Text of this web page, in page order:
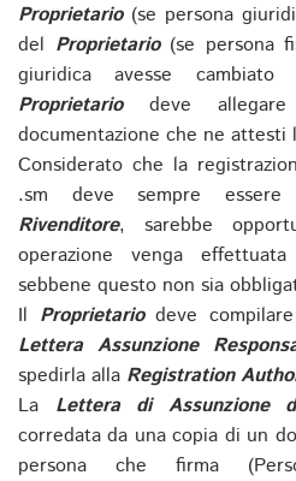
Proprietario(se persona
del Proprietario(se persona
giuridica avesse
Proprietariodeve
documentazione che ne attesti
Considerato che la
.sm deve sempre
Rivenditore, sarebbe
operazione venga
sebbene questo non sia
Il Proprietariodeve
Lettera Assunzione
spedirla alla Registration
La Lettera di Assunzione
corredata da una copia di un
persona che firma